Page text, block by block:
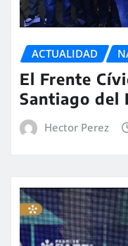
ACTUALIDAD
El Frente
Santiago del
Hector Perez